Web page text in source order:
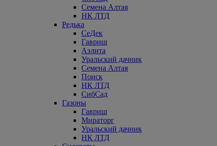
Семена Алтая
НК ЛТД
Редька
СеДек
Гавриш
Аэлита
Уральский дачник
Семена Алтая
Поиск
НК ЛТД
СибСад
Газоны
Гавриш
Мираторг
Уральский дачник
НК ЛТД